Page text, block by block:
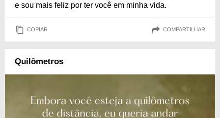
e sou mais feliz por ter você em minha vida.
COPIAR COMPARTILHAR
Quilômetros